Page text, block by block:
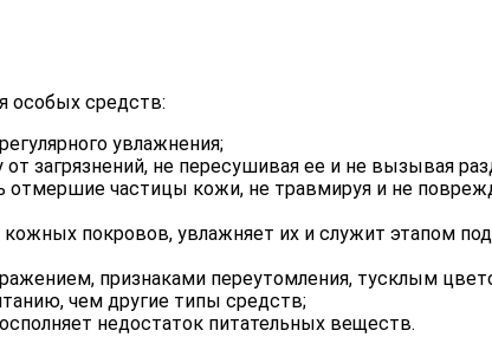
особых средств:
увлажнения;
загрязнений, не пересушивая ее и не вызывая
частицы кожи, не травмируя и не
покровов, увлажняет их и служит этапом
признаками переутомления, тусклым
чем другие типы средств;
недостаток питательных веществ.